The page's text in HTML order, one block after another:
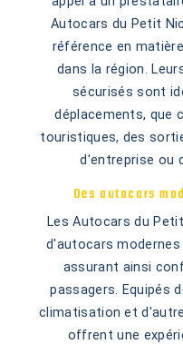
Autocars du Petit
référence en
dans la région.
sécurisés sont
déplacements, que
touristiques, des
d'entreprise ou
Des autocars
Les Autocars du
d'autocars
assurant ainsi
passagers. Equipés
climatisation et
offrent une